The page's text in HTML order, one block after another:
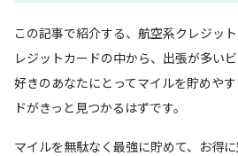
この記事で紹介する、航空系クレジッ
レジットカードの中から、出張が多い
好きのあなたにとってマイルを貯めや
ドがきっと見つかるはずです。
マイルを無駄なく最強に貯めて、お得